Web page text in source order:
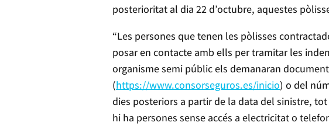
posterioritat al dia 22 d’octubre, aquestes
“Les persones que tenen les pòlisses
posar en contacte amb ells per tramitar les
organisme semi públic els demanaran
(https://www.consorseguros.es/inicio) o del
dies posteriors a partir de la data del sinistre,
hi ha persones sense accés a electricitat o